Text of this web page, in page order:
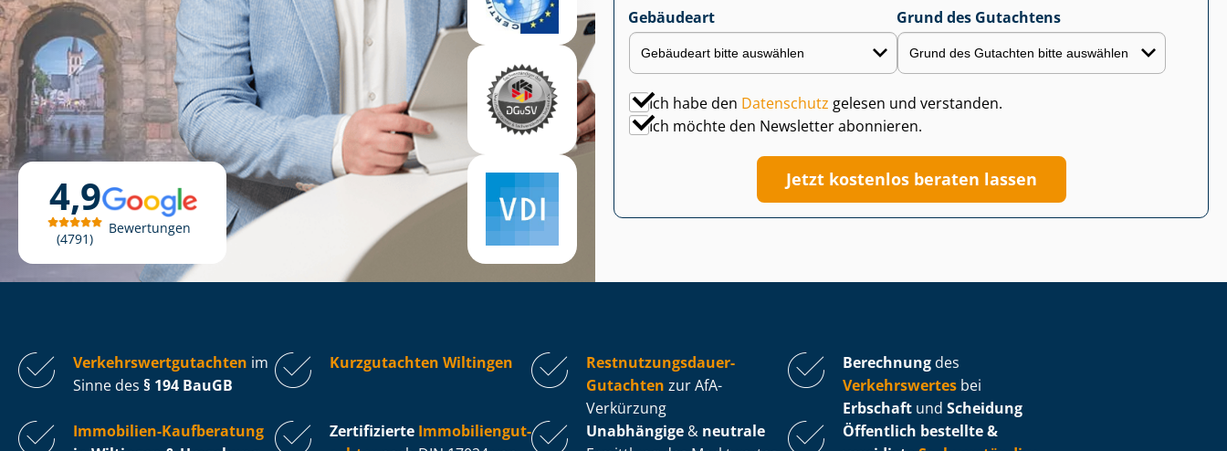
4,9
4791
Bewertungen
Gebäudeart Grund des Gutachtens
Ich habe den Datenschutz gelesen und verstanden.
Ich möchte den Newsletter abonnieren.
Jetzt kostenlos beraten lassen
Ver­kehrs­wert­gut­ach­ten im
Sinne des § 194 BauGB
Kurzgutachten Wiltingen
Rest­nut­zungs­dau­er-
Gutachten zur AfA-
Verkürzung
Berechnung des
Verkehrswertes bei
Erbschaft und Scheidung
Immobilien-Kaufberatung
Zertifizierte Im­mo­bi­li­en­gut­
Unabhängige & neutrale
Öffentlich bestellte &